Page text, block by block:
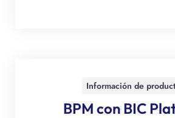
Información de
BPM con BIC